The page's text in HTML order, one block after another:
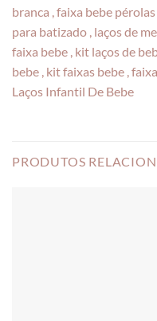
branca , faixa bebe
para batizado , laços de
faixa bebe , kit laços de
bebe , kit faixas bebe ,
Laços Infantil De Bebe
PRODUTOS